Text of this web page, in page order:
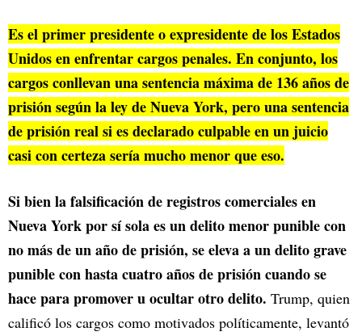
Es el primer presidente o expresidente de los Estados
Unidos en enfrentar cargos penales. En conjunto, los
cargos conllevan una sentencia máxima de 136 años de
prisión según la ley de Nueva York, pero una sentencia
de prisión real si es declarado culpable en un juicio
casi con certeza sería mucho menor que eso.
Si bien la falsificación de registros comerciales en
Nueva York por sí sola es un delito menor punible con
no más de un año de prisión, se eleva a un delito grave
punible con hasta cuatro años de prisión cuando se
hace para promover u ocultar otro delito. Trump, quien
calificó los cargos como motivados políticamente, levantó